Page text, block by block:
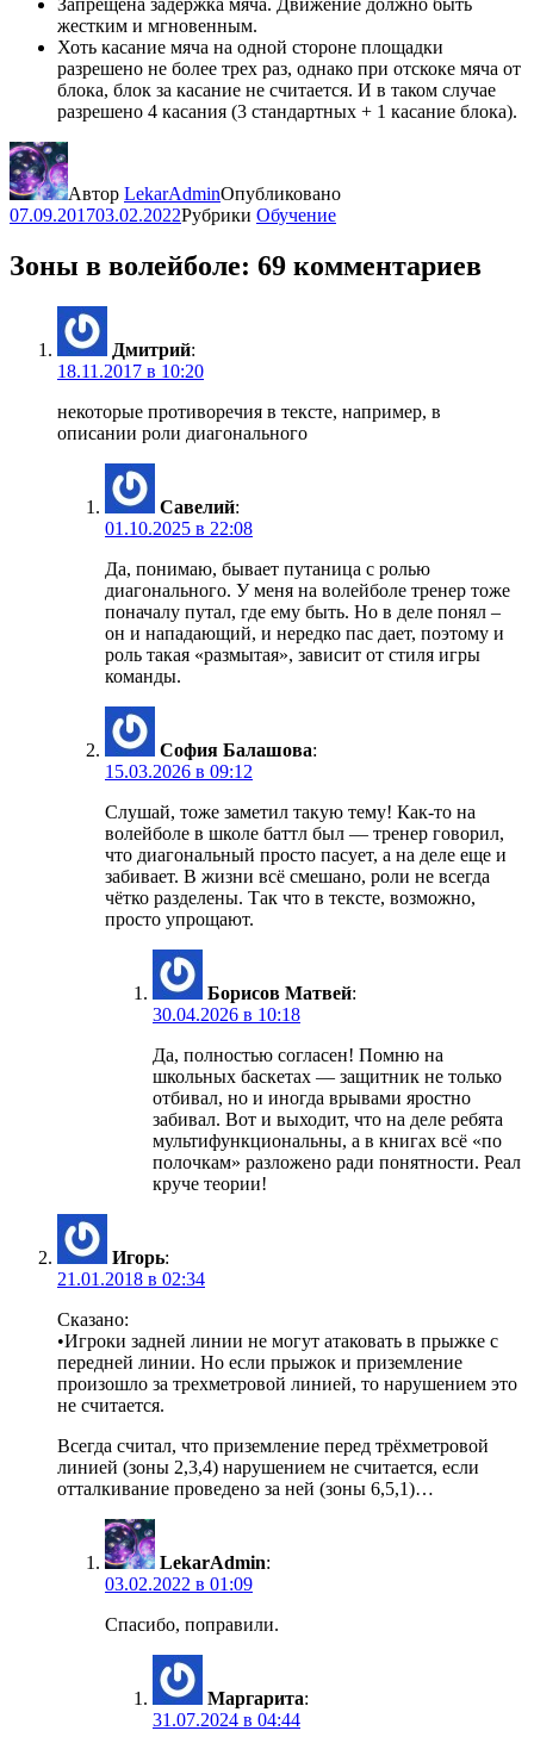
Запрещена задержка мяча. Движение должно быть
жестким и мгновенным.
Хоть касание мяча на одной стороне площадки
разрешено не более трех раз, однако при отскоке мяча от
блока, блок за касание не считается. И в таком случае
разрешено 4 касания (3 стандартных + 1 касание блока).
Автор LekarAdminОпубликовано
07.09.201703.02.2022Рубрики Обучение
Зоны в волейболе: 69 комментариев
Дмитрий:
18.11.2017 в 10:20
некоторые противоречия в тексте, например, в
описании роли диагонального
Савелий:
01.10.2025 в 22:08
Да, понимаю, бывает путаница с ролью
диагонального. У меня на волейболе тренер тоже
поначалу путал, где ему быть. Но в деле понял –
он и нападающий, и нередко пас дает, поэтому и
роль такая «размытая», зависит от стиля игры
команды.
София Балашова:
15.03.2026 в 09:12
Слушай, тоже заметил такую тему! Как-то на
волейболе в школе баттл был — тренер говорил,
что диагональный просто пасует, а на деле еще и
забивает. В жизни всё смешано, роли не всегда
чётко разделены. Так что в тексте, возможно,
просто упрощают.
Борисов Матвей:
30.04.2026 в 10:18
Да, полностью согласен! Помню на
школьных баскетах — защитник не только
отбивал, но и иногда врывами яростно
забивал. Вот и выходит, что на деле ребята
мультифункциональны, а в книгах всё «по
полочкам» разложено ради понятности. Реал
круче теории!
Игорь:
21.01.2018 в 02:34
Сказано:
•Игроки задней линии не могут атаковать в прыжке с
передней линии. Но если прыжок и приземление
произошло за трехметровой линией, то нарушением это
не считается.
Всегда считал, что приземление перед трёхметровой
линией (зоны 2,3,4) нарушением не считается, если
отталкивание проведено за ней (зоны 6,5,1)…
LekarAdmin:
03.02.2022 в 01:09
Спасибо, поправили.
Маргарита:
31.07.2024 в 04:44